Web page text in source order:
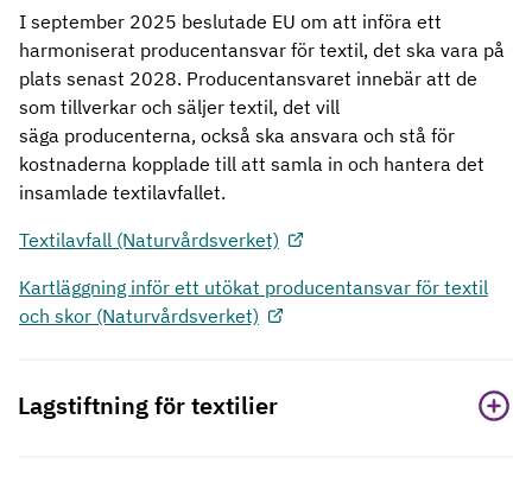
I september 2025 beslutade EU om att införa ett
harmoniserat producentansvar för textil, det ska vara på
plats senast 2028. Producentansvaret innebär att de
som tillverkar och säljer textil, det vill
säga producenterna, också ska ansvara och stå för
kostnaderna kopplade till att samla in och hantera det
insamlade textilavfallet.
Textilavfall (Naturvårdsverket)
Kartläggning inför ett utökat producentansvar för textil
och skor (Naturvårdsverket)
Lagstiftning för textilier